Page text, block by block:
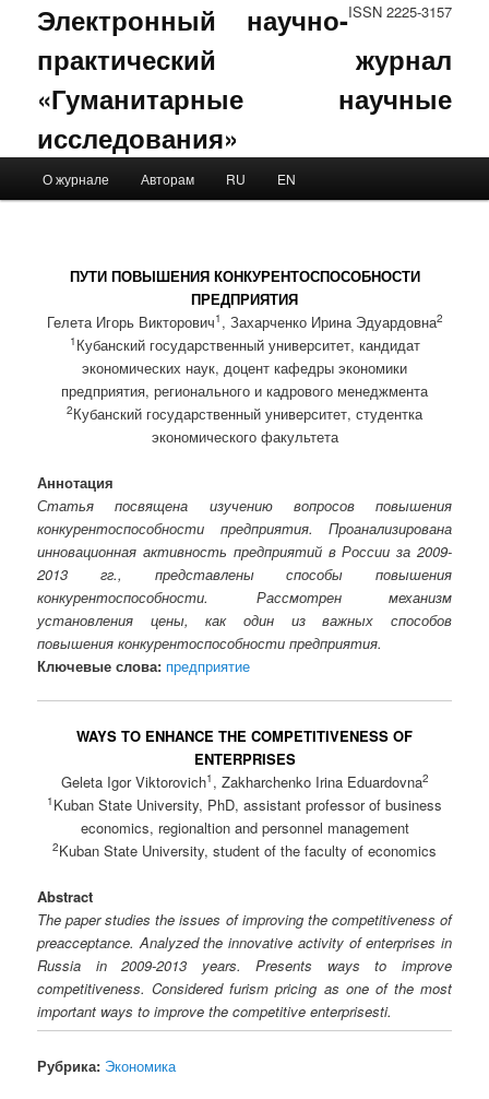
ISSN 2225-3157
Электронный научно-
практический журнал
«Гуманитарные научные
исследования»
Skip to primary content
Skip to secondary content
О журнале Авторам RU EN
ПУТИ ПОВЫШЕНИЯ КОНКУРЕНТОСПОСОБНОСТИ
ПРЕДПРИЯТИЯ
Гелета Игорь Викторович1 , Захарченко Ирина Эдуардовна2
1 Кубанский государственный университет, кандидат
экономических наук, доцент кафедры экономики
предприятия, регионального и кадрового менеджмента
2Кубанский государственный университет, студентка
экономического факультета
Аннотация
Статья посвящена изучению вопросов повышения
конкурентоспособности предприятия. Проанализирована
инновационная активность предприятий в России за 2009-
2013 гг., представлены способы повышения
конкурентоспособности. Рассмотрен механизм
установления цены, как один из важных способов
повышения конкурентоспособности предприятия.
Ключевые слова: предприятие
WAYS TO ENHANCE THE COMPETITIVENESS OF
ENTERPRISES
Geleta Igor Viktorovich1 , Zakharchenko Irina Eduardovna2
1 Kuban State University, PhD, assistant professor of business
economics, regionaltion and personnel management
2Kuban State University, student of the faculty of economics
Abstract
The paper studies the issues of improving the competitiveness of
preacceptance. Analyzed the innovative activity of enterprises in
Russia in 2009-2013 years. Presents ways to improve
competitiveness. Considered furism pricing as one of the most
important ways to improve the competitive enterprisesti.
Рубрика: Экономика